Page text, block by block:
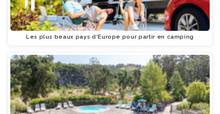
Les plus beaux pays d'Europe pour partir en camping